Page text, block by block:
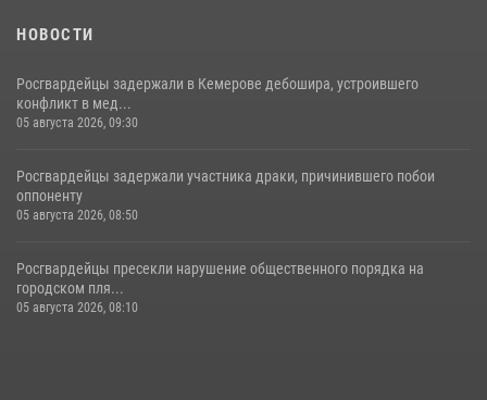
НОВОСТИ
Росгвардейцы задержали в Кемерове дебошира, устроившего
конфликт в мед...
05 августа 2026, 09:30
Росгвардейцы задержали участника драки, причинившего побои
оппоненту
05 августа 2026, 08:50
Росгвардейцы пресекли нарушение общественного порядка на
городском пля...
05 августа 2026, 08:10